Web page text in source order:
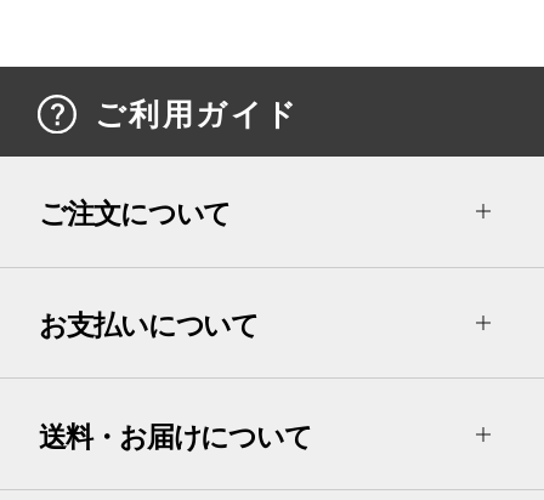
ご利用ガイド
ご注文について
お支払いについて
送料・お届けについて